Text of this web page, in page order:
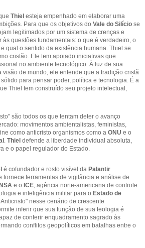
Thiel esteja empenhado em elaborar uma
Para que os objetivos do Vale do Silício se
legitimados por um sistema de crenças e
questões fundamentais: o que é verdadeiro, o
qual o sentido da existência humana. Thiel se
cristão. Ele tem apoiado iniciativas que
no ambiente tecnológico. À luz de sua
visão de mundo, ele entende que a tradição cristã
para pensar poder, política e tecnologia. É a
Thiel tem construído seu projeto intelectual,
são todos os que tentam deter o avanço
movimentos ambientalistas, feministas,
como anticristo organismos como a ONU e o
. Thiel defende a liberdade individual absoluta,
e o papel regulador do Estado.
é cofundador e rosto visível da Palantir
fornece ferramentas de vigilância e análise de
e o ICE , agência norte-americana de controle
e inteligência militar para o Estado de
Anticristo" nesse cenário de crescente
inferir que sua função de sua teologia é
de conferir enquadramento sagrado às
conflitos geopolíticos em batalhas entre o